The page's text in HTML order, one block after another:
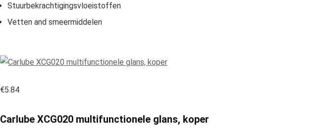
Stuurbekrachtigingsvloeistoffen
Vetten and smeermiddelen
€5.84
Carlube XCG020 multifunctionele glans, koper